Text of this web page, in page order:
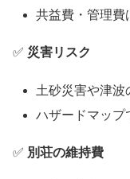
共益費・管理費
✅ 災害リスク
土砂災害や津波
ハザードマップ
✅ 別荘の維持費